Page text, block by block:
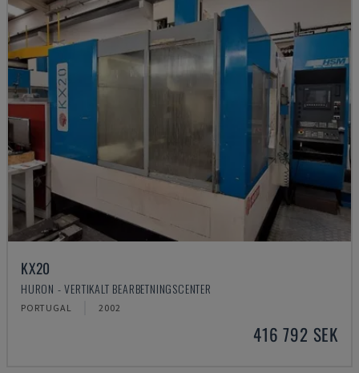
KX20
HURON - VERTIKALT BEARBETNINGSCENTER
PORTUGAL 2002
416 792 SEK